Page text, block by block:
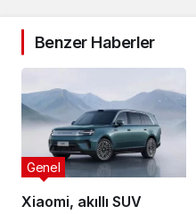
Benzer Haberler
Xiaomi, akıllı SUV
Genel